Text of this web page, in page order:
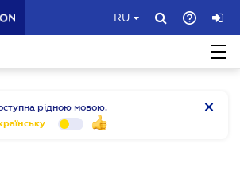
RU
рідною мовою.